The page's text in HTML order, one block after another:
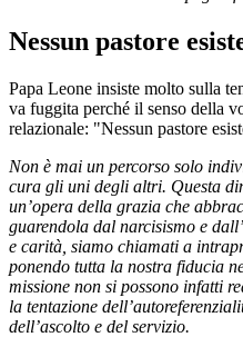
Nessun pastore
Papa Leone insiste molto sulla
va fuggita perché il senso della
relazionale: "Nessun pastore
Non è mai un percorso solo
cura gli uni degli altri. Questa
un’opera della grazia che
guarendola dal narcisismo e
e carità, siamo chiamati a
ponendo tutta la nostra fiducia
missione non si possono infatti
la tentazione
dell’ascolto e del servizio.